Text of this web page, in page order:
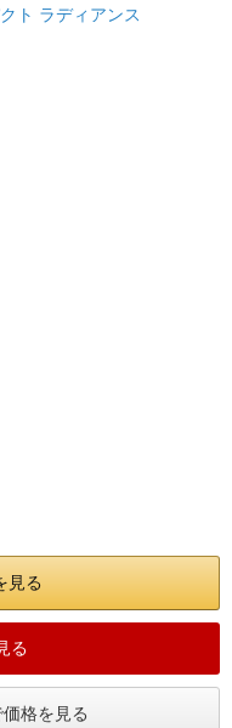
見る
る
格を見る